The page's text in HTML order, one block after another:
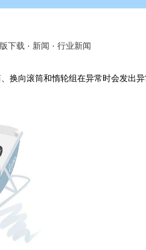
下载 · 新闻 · 行业新闻
换向滚筒和惰轮组在异常时会发出